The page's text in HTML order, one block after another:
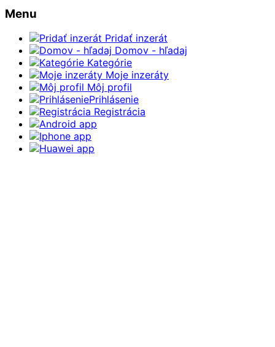
Menu
Pridať inzerát
Domov - hľadaj
Kategórie
Moje inzeráty
Môj profil
Prihlásenie
Registrácia